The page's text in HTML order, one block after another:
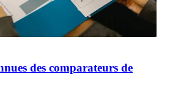
des comparateurs de